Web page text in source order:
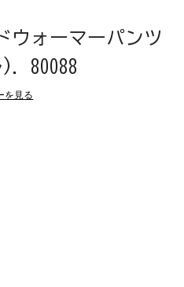
ウォーマーパンツ
). 80088
を見る